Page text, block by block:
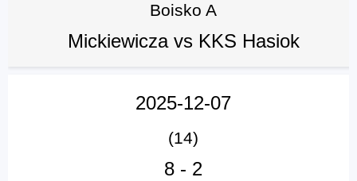
Boisko A
Mickiewicza vs KKS Hasiok
2025-12-07
(14)
8 - 2